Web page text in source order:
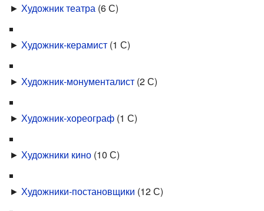
► Художник театра (6 С)
► Художник-керамист (1 С)
► Художник-монументалист (2 С)
► Художник-хореограф (1 С)
► Художники кино (10 С)
► Художники-постановщики (12 С)